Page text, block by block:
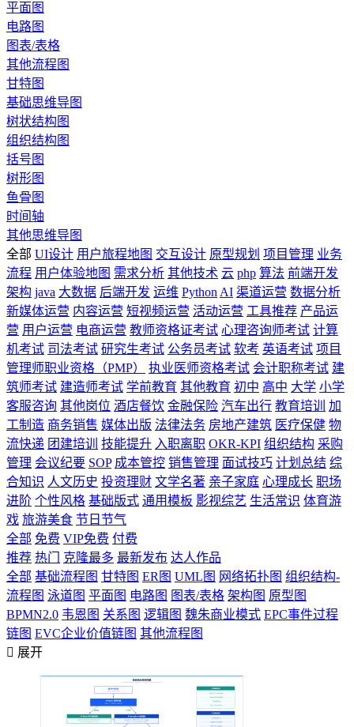
平面图
电路图
图表/表格
其他流程图
甘特图
基础思维导图
树状结构图
组织结构图
括号图
树形图
鱼骨图
时间轴
其他思维导图
全部 UI设计 用户旅程地图 交互设计 原型规划 项目管理 业务
流程 用户体验地图 需求分析 其他技术 云 php 算法 前端开发
架构 java 大数据 后端开发 运维 Python AI 渠道运营 数据分析
新媒体运营 内容运营 短视频运营 活动运营 工具推荐 产品运
营 用户运营 电商运营 教师资格证考试 心理咨询师考试 计算
机考试 司法考试 研究生考试 公务员考试 软考 英语考试 项目
管理师职业资格（PMP）
执业医师资格考试 会计职称考试 建
筑师考试 建造师考试 学前教育 其他教育 初中 高中 大学 小学
客服咨询 其他岗位 酒店餐饮 金融保险 汽车出行 教育培训
加
工制造 商务销售 媒体出版 法律法务 房地产建筑 医疗保健 物
流快递 团建培训 技能提升 入职离职 OKR-KPI 组织结构 采购
管理 会议纪要 SOP 成本管控 销售管理 面试技巧 计划总结 综
合知识 人文历史 投资理财 文学名著 亲子家庭 心理成长 职场
进阶 个性风格 基础版式 通用模板 影视综艺 生活常识 体育游
戏 旅游美食 节日节气
全部 免费 VIP免费 付费
推荐 热门 克隆最多 最新发布 达人作品
全部 基础流程图 甘特图 ER图 UML图 网络拓扑图 组织结构-
流程图 泳道图 平面图 电路图 图表/表格 架构图 原型图
BPMN2.0 韦恩图 关系图 逻辑图 魏朱商业模式 EPC事件过程
链图 EVC企业价值链图 其他流程图
 展开